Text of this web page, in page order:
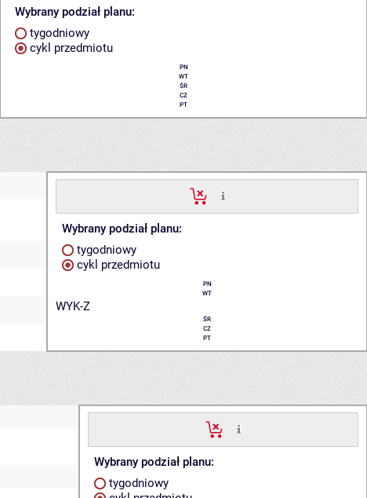
Wybrany podział planu:
tygodniowy
cykl przedmiotu
PN
WT
ŚR
CZ
PT
Wybrany podział planu:
tygodniowy
cykl przedmiotu
PN
WT
WYK-Z
ŚR
CZ
PT
Wybrany podział planu:
tygodniowy